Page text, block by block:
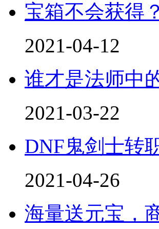
宝箱不会获得
2021-04-12
谁才是法师中
2021-03-22
DNF鬼剑士转
2021-04-26
海量送元宝，